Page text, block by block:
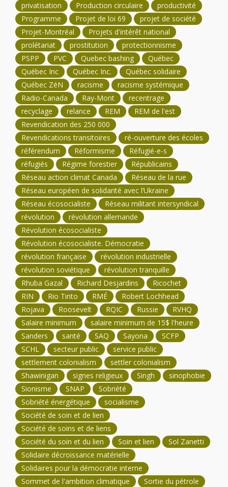
privatisation
Production circulaire
productivité
Programme
Projet de loi 69
projet de société
Projet-Montréal
Projets d'intérêt national
prolétariat
prostitution
protectionnisme
PSPP
PVC Quebec bashing
Québec
Québec Inc
Québec Inc.
Québec solidaire
Québec ZéN
racisme
racisme systémique
Radio-Canada
Ray-Mont
recentrage
recyclage
relance REM
REM de l'est
Revendication des 250 000
Revendications transitoires
ré-ouverture des écoles
référendum
Réformisme
Réfugié-e-s
réfugiés
Régime forestier
Républicains
Réseau action climat Canada
Réseau de la rue
Réseau européen de solidarité avec l’Ukraine
Réseau écosocialiste
Réseau militant intersyndical
révolution
révolution allemande
Révolution écosocialiste
Révolution écosocialiste. Démocratie
révolution française
révolution industrielle
révolution soviétique
révolution tranquille
Rhuba Gazal
Richard Desjardins
Ricochet
RIN
Rio Tinto RMÉ
Robert Lochhead
Rojava
Roosevelt RQIC Russie
RVHQ
Salaire minimum
salaire minimum de 15$ l'heure
Sanders
santé SAQ Sayona
SCFP
SCHL
secteur public
service public
settlement colonialism
settler colonialism
Shawinigan
signes religieux Singh
sinophobie
Sionisme
SNAP
Sobriété
Sobriété énergétique
socialisme
Société de soin et de lien
Société de soins et de liens
Société du soin et du lien
Soin et lien
Sol Zanetti
Solidaire décroissance matérielle
Solidaires pour la démocratie interne
Sommet de l'ambition climatique
Sortie du pétrole